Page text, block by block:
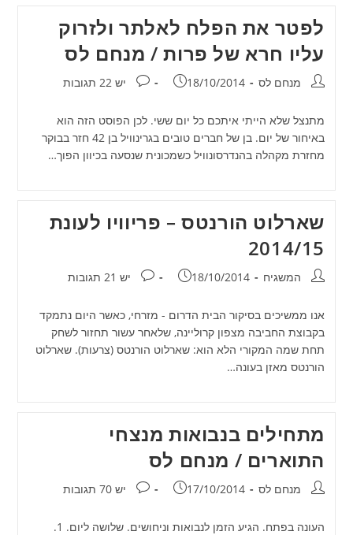
לפטר את הפלח לאלתר ולזרוק
עליו חרא של פרות / מנחם לס
מחבר:מנחם לס פורסם:
18/10/2014 תגובות:
יש 22 תגובות
מתנצל שלא הייתי איתכם כל יום ששי. לכן הפוסט הזה הוא
באיחור של יום. בן של חברים טובים בגרינוויל בן 42 חזר בבוקר
מחזרת מקהלה בהנדרסונוויל כשמכונית שנסעה בכיוון הפוך…
שארלוט הורנטס – פריוויו לעונת
2014/15
מחבר:המשגיח פורסם:
18/10/2014 תגובות:
יש 21 תגובות
אנו ממשיכים בסיקור הבית הדרום - מזרחי, כאשר היום נתמקד
בקבוצת החביבה מצפון קרוליינה, שלאחר עשור תחזור לשחק
תחת שמה המקורי הלא הוא: שארלוט הורנטס (צרעות). שארלוט
הורנטס מאזן בעונה…
מתחילים בנבואות מנצחי
התוארים / מנחם לס
מחבר:מנחם לס פורסם:
17/10/2014 תגובות:
יש 70 תגובות
העונה בפתח. הגיע הזמן לנבואות וניחושים. שלושה ליום. 1.